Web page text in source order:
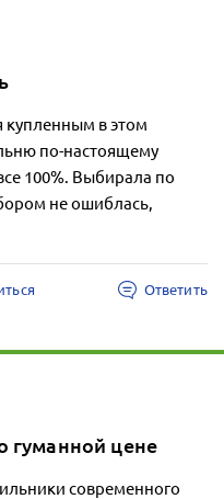
купленным в этом
по-настоящему
100%. Выбирала по
не ошиблась,
Ответить
гуманной цене
современного